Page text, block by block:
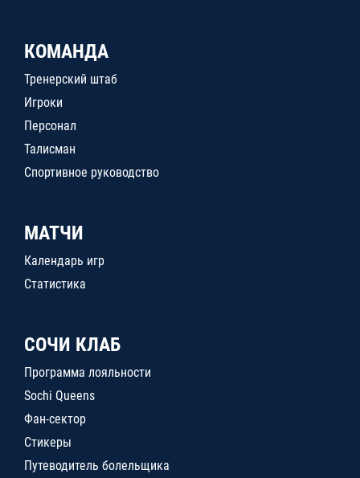
КОМАНДА
Тренерский штаб
Игроки
Персонал
Талисман
Спортивное руководство
МАТЧИ
Календарь игр
Статистика
СОЧИ КЛАБ
Программа лояльности
Sochi Queens
Фан-сектор
Стикеры
Путеводитель болельщика